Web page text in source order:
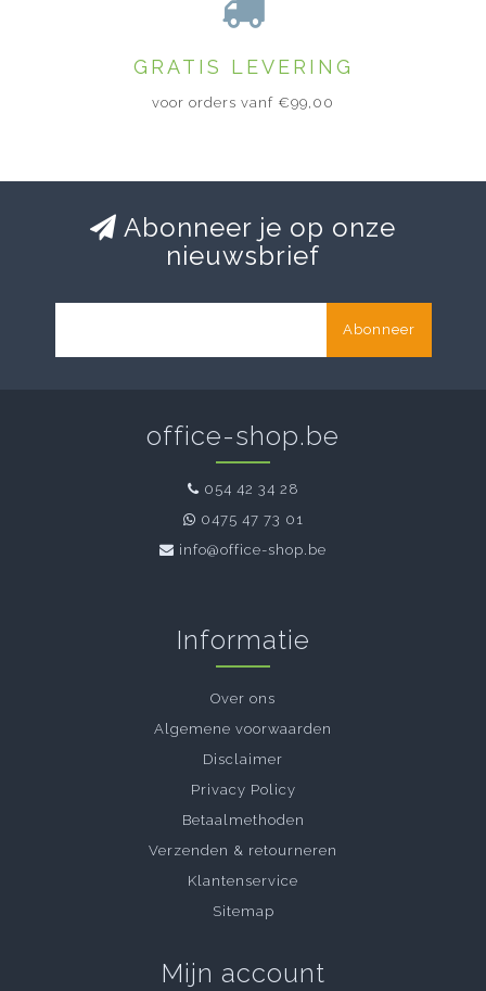
GRATIS LEVERING
voor orders vanf €99,00
Abonneer je op onze
nieuwsbrief
Abonneer
office-shop.be
054 42 34 28
0475 47 73 01
info@office-shop.be
Informatie
Over ons
Algemene voorwaarden
Disclaimer
Privacy Policy
Betaalmethoden
Verzenden & retourneren
Klantenservice
Sitemap
Mijn account